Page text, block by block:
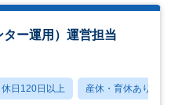
ー運用）運営担当
休日120日以上 産休・育休あり